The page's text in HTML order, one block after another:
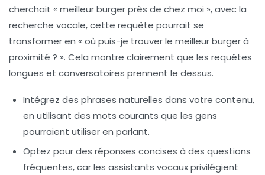
cherchait « meilleur burger près de chez moi », avec la
recherche vocale, cette requête pourrait se
transformer en « où puis-je trouver le meilleur burger à
proximité ? ». Cela montre clairement que les requêtes
longues et conversatoires prennent le dessus.
Intégrez des phrases naturelles dans votre contenu,
en utilisant des mots courants que les gens
pourraient utiliser en parlant.
Optez pour des réponses concises à des questions
fréquentes, car les assistants vocaux privilégient